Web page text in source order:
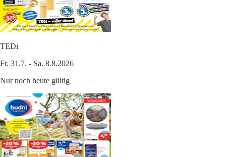
TEDi
Fr. 31.7. - Sa. 8.8.2026
Nur noch heute gültig